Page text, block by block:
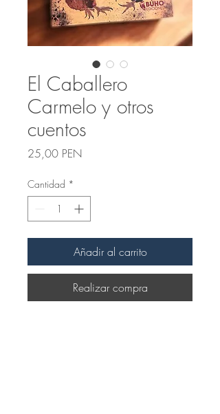
El Caballero
Carmelo y otros
cuentos
25,00 PENPrecio
Cantidad *
Añadir al carrito
Realizar compra